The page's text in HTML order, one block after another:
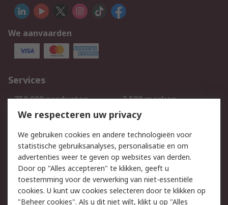
We aanvaarden
Services
750.000 producten
2.500 merken
Bestellen
Inkoopoplossingen
Track & Trace
Wettelijk
Cookiebeleid
Email veiligheid
Privacybeleid
Websitevoorwaarden
We respecteren uw privacy
We gebruiken cookies en andere technologieën voor
statistische gebruiksanalyses, personalisatie en om
advertenties weer te geven op websites van derden.
Door op "Alles accepteren" te klikken, geeft u
toestemming voor de verwerking van niet-essentiële
cookies. U kunt uw cookies selecteren door te klikken op
"Beheer cookies". Als u dit niet wilt, klikt u op "Alles